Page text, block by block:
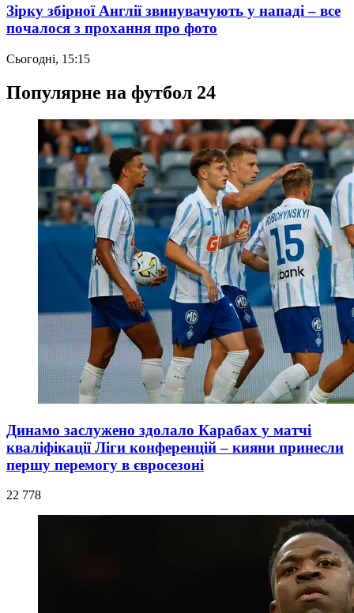
Зірку збірної Англії звинувачують у нападі – все
почалося з прохання про фото
Сьогодні, 15:15
Популярне на футбол 24
Динамо заслужено здолало Карабах у матчі
кваліфікації Ліги конференцій – кияни принесли
першу перемогу в євросезоні
22 778